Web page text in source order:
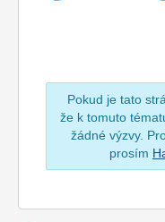
Pokud je tato
že k tomuto
žádné výzvy.
prosím